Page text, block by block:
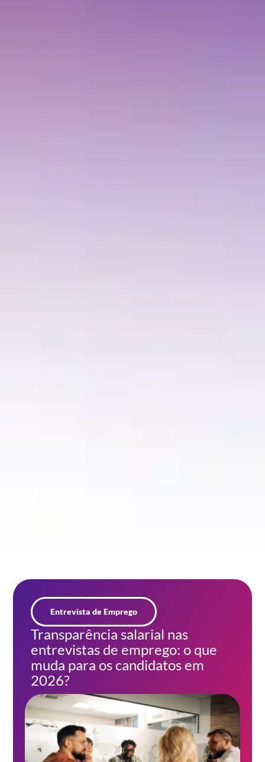
Entrevista de Emprego
Transparência salarial nas
entrevistas de emprego: o que
muda para os candidatos em
2026?